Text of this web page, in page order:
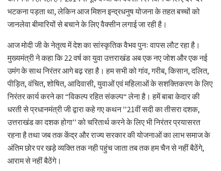
भटकना पड़ता था, लेकिन आज मिशन इन्द्रधनुष योजना के तहत बच्चों को
जानलेवा बीमारियों से बचाने के लिए वैक्सीन लगाई जा रही है।
आज मोदी जी के नेतृत्व में देश का सांस्कृतिक वैभव पुनः वापस लौट रहा है।
मुख्यमंत्री ने कहा कि 22 वर्ष का युवा उत्तराखंड अब एक नए जोश और एक नई
उमंग के साथ निरंतर आगे बढ़ रहा है। हम सभी को गांव, गरीब, किसान, दलित,
पीड़ित, वंचित, शोषित, आदिवासी, युवाओं एवं महिलाओं के सशक्तिकरण के लिए
निरंतर कार्य करने का “विकल्प रहित संकल्प“ लेना है। हमें बाबा केदार की
धरती से प्रधानमंत्री जी द्वारा कहे गए कथन ’’21वीं सदी का तीसरा दशक,
उत्तराखंड का दशक होगा’’ को चरितार्थ करने के लिए भी निरंतर प्रयासरत
रहना है तथा जब तक केंद्र और राज्य सरकार की योजनाओं का लाभ समाज के
अंतिम छोर पर खड़े व्यक्ति तक नही पहुंच जाता तब तक हम चैन से नहीं बैठेंगे,
आराम से नहीं बैठेंगे।